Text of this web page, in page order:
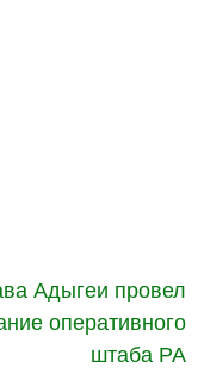
Адыгеи провел
оперативного
штаба РА